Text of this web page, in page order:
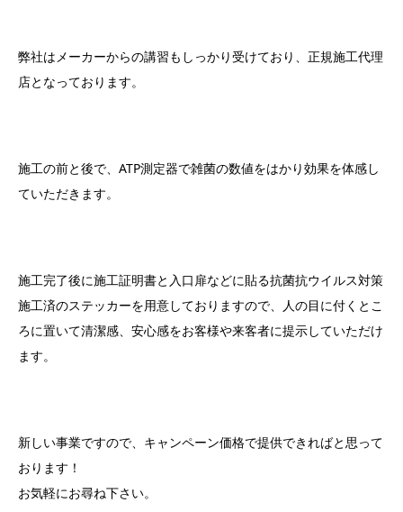
弊社はメーカーからの講習もしっかり受けており、正規施工代理
店となっております。
施工の前と後で、ATP測定器で雑菌の数値をはかり効果を体感し
ていただきます。
施工完了後に施工証明書と入口扉などに貼る抗菌抗ウイルス対策
施工済のステッカーを用意しておりますので、人の目に付くとこ
ろに置いて清潔感、安心感をお客様や来客者に提示していただけ
ます。
新しい事業ですので、キャンペーン価格で提供できればと思って
おります！
お気軽にお尋ね下さい。